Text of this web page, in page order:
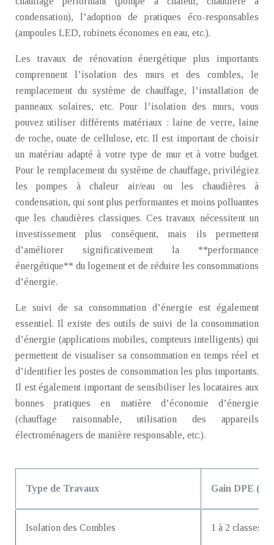
condensation), l’adoption de pratiques éco-responsables
(ampoules LED, robinets économes en eau, etc.).
Les travaux de rénovation énergétique plus importants
comprennent l’isolation des murs et des combles, le
remplacement du système de chauffage, l’installation de
panneaux solaires, etc. Pour l’isolation des murs, vous
pouvez utiliser différents matériaux : laine de verre, laine
de roche, ouate de cellulose, etc. Il est important de choisir
un matériau adapté à votre type de mur et à votre budget.
Pour le remplacement du système de chauffage, privilégiez
les pompes à chaleur air/eau ou les chaudières à
condensation, qui sont plus performantes et moins polluantes
que les chaudières classiques. Ces travaux nécessitent un
investissement plus conséquent, mais ils permettent
d’améliorer significativement la **performance
énergétique** du logement et de réduire les consommations
d’énergie.
Le suivi de sa consommation d’énergie est également
essentiel. Il existe des outils de suivi de la consommation
d’énergie (applications mobiles, compteurs intelligents) qui
permettent de visualiser sa consommation en temps réel et
d’identifier les postes de consommation les plus importants.
Il est également important de sensibiliser les locataires aux
bonnes pratiques en matière d’économie d’énergie
(chauffage raisonnable, utilisation des appareils
électroménagers de manière responsable, etc.).
Type de Travaux Gain DPE
Isolation des Combles 1 à 2 classes